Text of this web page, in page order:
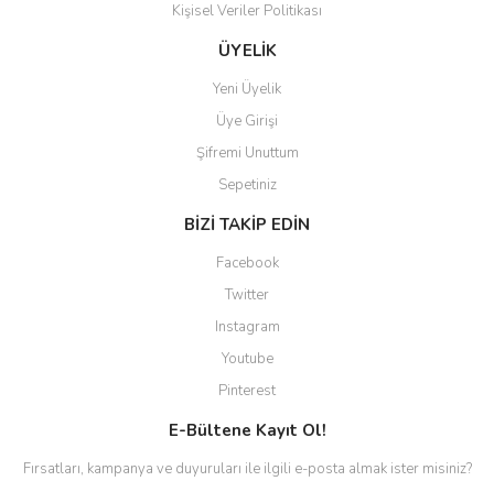
Gönder
Kişisel Veriler Politikası
ÜYELİK
Yeni Üyelik
Üye Girişi
Şifremi Unuttum
Sepetiniz
BİZİ TAKİP EDİN
Facebook
Twitter
Instagram
Youtube
Pinterest
E-Bültene Kayıt Ol!
Fırsatları, kampanya ve duyuruları ile ilgili e-posta almak ister misiniz?